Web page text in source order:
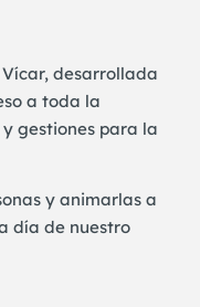
desarrollada
a toda la
gestiones para la
y animarlas a
día de nuestro